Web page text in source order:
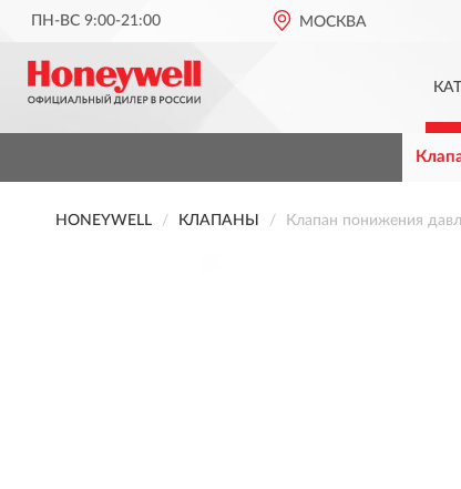
ПН-ВС 9:00-21:00 МОСКВА
HONEYWELL КЛАПАНЫ Клапан понижения